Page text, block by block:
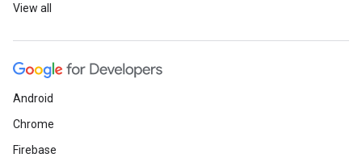
View all
Android
Chrome
Firebase